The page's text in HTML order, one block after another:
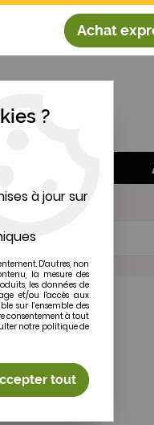
Achat
?
à jour sur
D'autres, non
la mesure des
les données de
et/ou l'accès aux
sur l’ensemble des
consentement à tout
notre politique de
tout